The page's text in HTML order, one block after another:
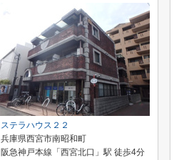
ステラハウス２２
兵庫県西宮市南昭和町
阪急神戸本線「西宮北口」駅 徒歩4分